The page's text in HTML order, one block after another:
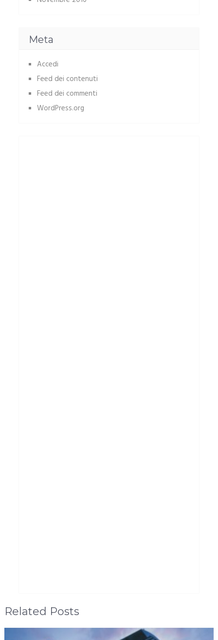
Meta
Accedi
Feed dei contenuti
Feed dei commenti
WordPress.org
Related Posts